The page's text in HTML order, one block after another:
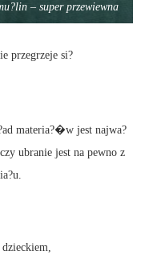
– super przewiewna
przegrzeje si?
materia?�w jest najwa?
ubranie jest na pewno z